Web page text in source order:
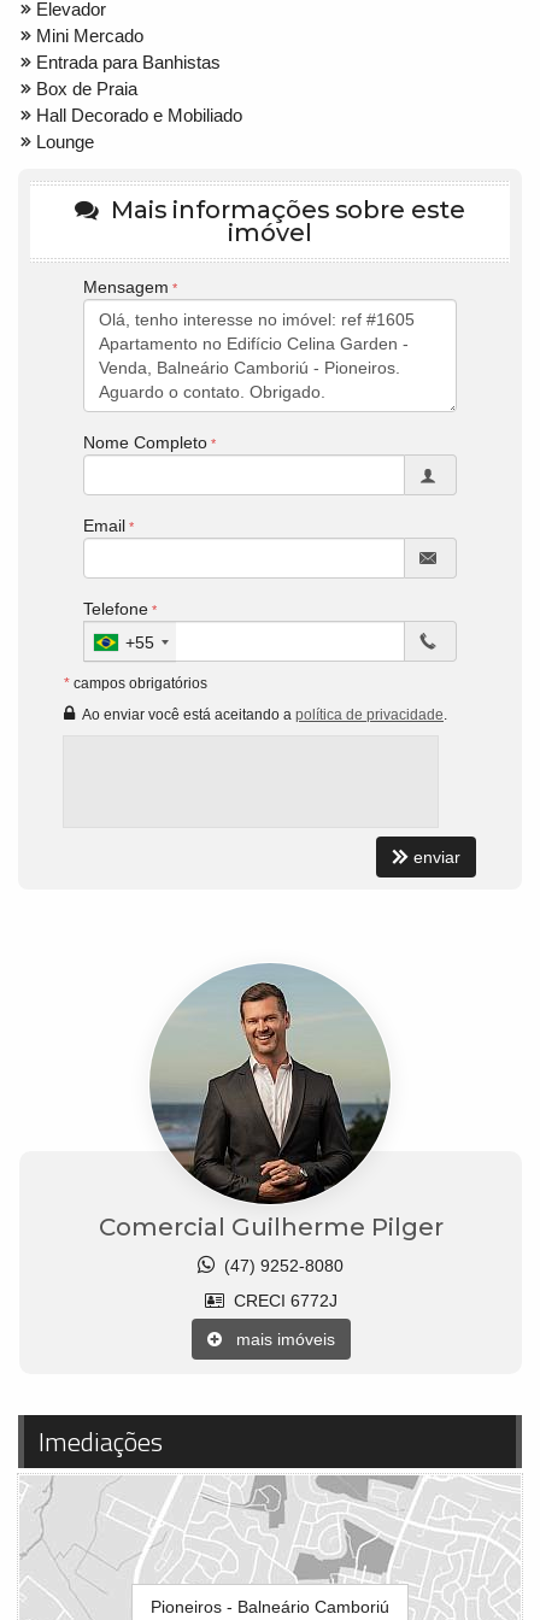
Elevador
Mini Mercado
Entrada para Banhistas
Box de Praia
Hall Decorado e Mobiliado
Lounge
Mais informações sobre este
imóvel
Mensagem
Nome Completo
Email
Telefone
+55
* campos obrigatórios
Ao enviar você está aceitando a política de privacidade.
enviar
Comercial Guilherme Pilger
(47) 9252-8080
CRECI 6772J
mais imóveis
Imediações
Pioneiros - Balneário Camboriú